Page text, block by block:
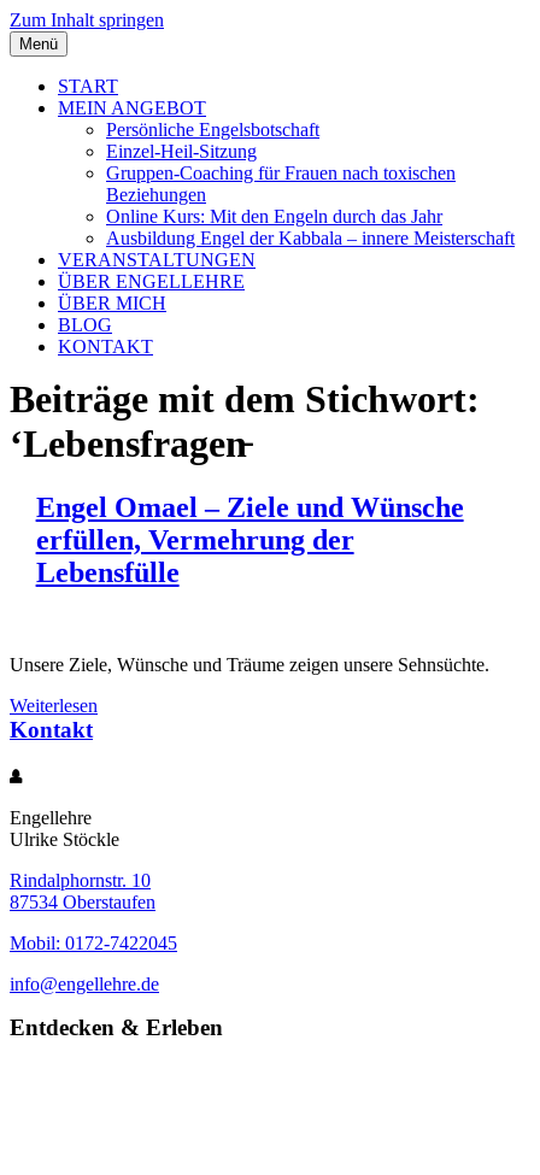
Zum Inhalt springen
Menü
START
MEIN ANGEBOT
Persönliche Engelsbotschaft
Einzel-Heil-Sitzung
Gruppen-Coaching für Frauen nach toxischen
Beziehungen
Online Kurs: Mit den Engeln durch das Jahr
Ausbildung Engel der Kabbala – innere Meisterschaft
VERANSTALTUNGEN
ÜBER ENGELLEHRE
ÜBER MICH
BLOG
KONTAKT
Beiträge mit dem Stichwort:
‘Lebensfragen̵
Engel Omael – Ziele und Wünsche
erfüllen, Vermehrung der
Lebensfülle
Unsere Ziele, Wünsche und Träume zeigen unsere Sehnsüchte.
Weiterlesen
Kontakt
Engellehre
Ulrike Stöckle
Rindalphornstr. 10
87534 Oberstaufen
Mobil: 0172-7422045
info@engellehre.de
Entdecken & Erleben